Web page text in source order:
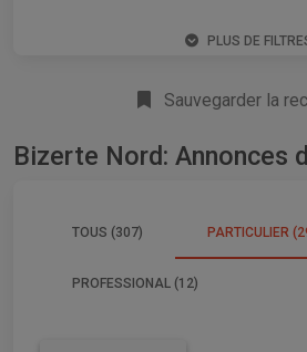
PLUS DE
Sauvegarder la
Bizerte Nord: Annonces
TOUS (307) PARTICULIER
PROFESSIONAL (12)